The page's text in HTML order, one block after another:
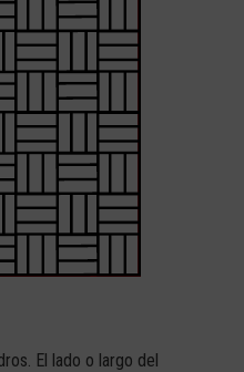
El lado o largo del